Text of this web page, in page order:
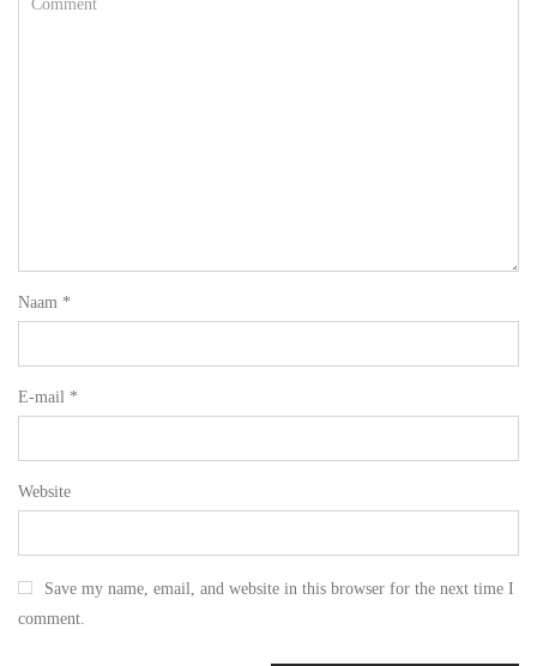
Naam *
E-mail *
Website
Save my name, email, and website in this browser for the next time I
comment.